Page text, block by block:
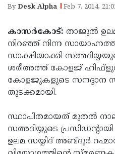
Day
Budget
Election
Maha
Shivarathri
International
Women's
Day
Anti-
Drug
Campaign
Attukal
Pongala
2025
Holi
2025
IPL
2025
Eid
ByDesk Alpha Feb 7, 2014,
കാസര്‍കോട്: താജുല്‍
നിറഞ്ഞ് നിന്ന
സാക്ഷിയാക്കി
ശരീഅത്ത് കോളജ്
കോളജുകളുടെ സനദ്ദാന
തുടക്കമായി.
സ്ഥാപിതമായത് മുതല്‍ നാല്
സഅദിയ്യുടെ
ഉലമ സയ്യിദ് അബ്ദുര്‍